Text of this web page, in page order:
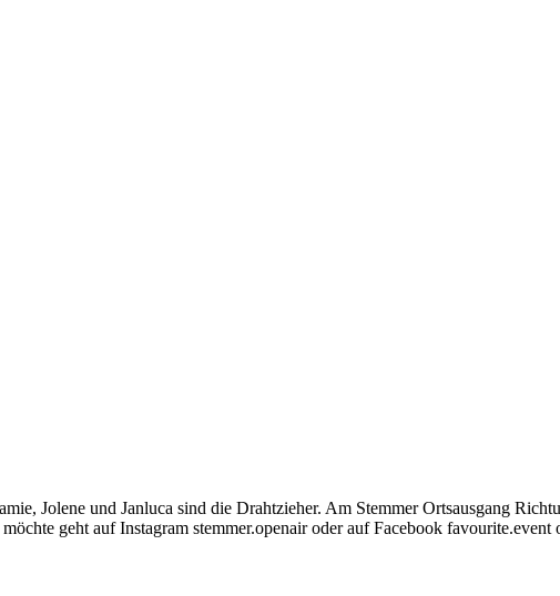
Jolene und Janluca sind die Drahtzieher. Am Stemmer Ortsausgang
geht auf Instagram stemmer.openair oder auf Facebook